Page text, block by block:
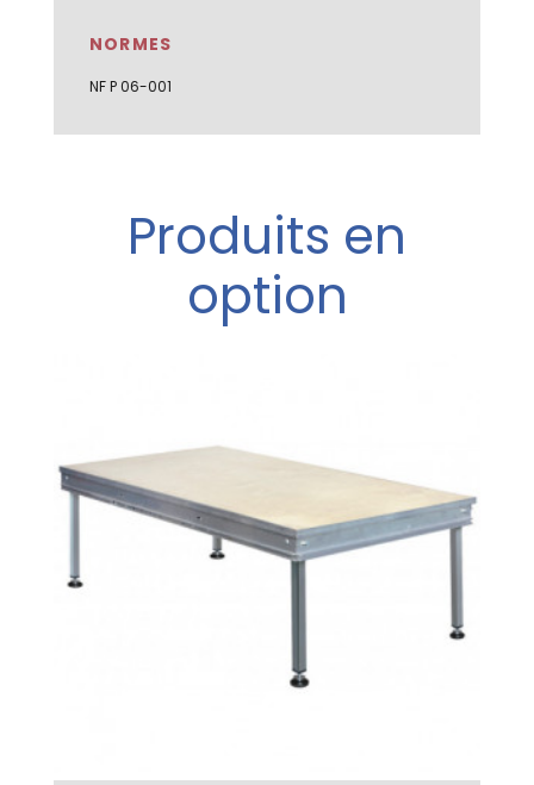
NORMES
NF P 06-001
Produits en
option